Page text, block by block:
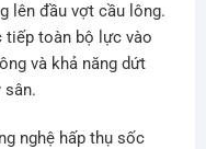
lên đầu vợt cầu lông.
tiếp toàn bộ lực vào
và khả năng dứt
sân.
nghệ hấp thụ sốc